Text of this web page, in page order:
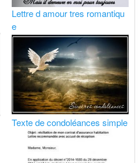
Lettre d amour tres romantiqu
e
Texte de condoléances simple